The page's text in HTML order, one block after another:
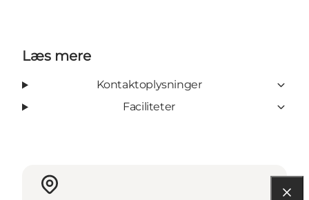
Læs mere
Kontaktoplysninger
Faciliteter